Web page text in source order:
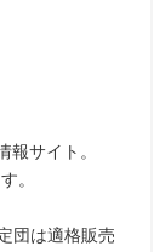
報サイト。
。
団は適格販売